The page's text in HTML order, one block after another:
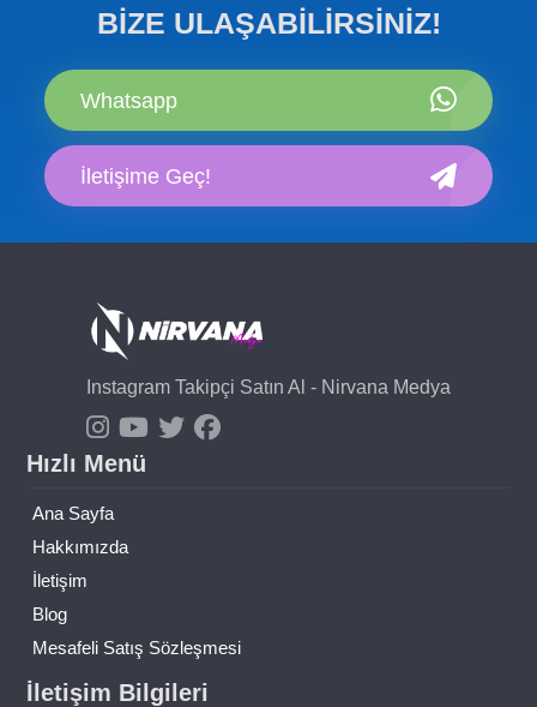
BİZE ULAŞABİLİRSİNİZ!
Whatsapp
İletişime Geç!
Instagram Takipçi Satın Al - Nirvana Medya
Hızlı Menü
Ana Sayfa
Hakkımızda
İletişim
Blog
Mesafeli Satış Sözleşmesi
İletişim Bilgileri